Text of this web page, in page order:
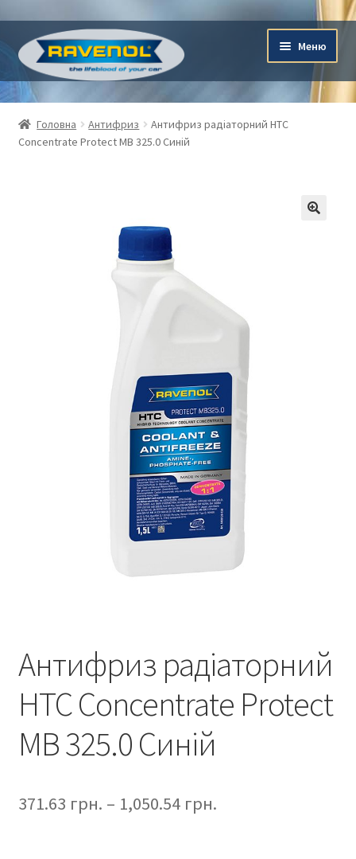
Перейти
до
навігації
Перейти
до
контенту
Меню
Магазин
Підбір мастил
Мій обліковий запис
Оформлення замовлення
Головна Антифриз
Антифриз радіаторний HTC
Concentrate Protect MB 325.0 Синій
Антифриз радіаторний
HTC Concentrate Protect
MB 325.0 Синій
371.63 грн. – 1,050.54 грн.